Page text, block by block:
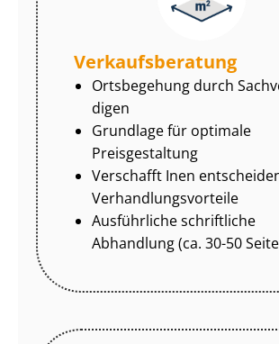
Ver­kaufs­be­ra­tung
Ortsbegehung durch
di­gen
Grundlage für optimale
Preisgestaltung
Verschafft Inen
Ver­hand­lungs­vor­tei­le
Ausführliche schriftliche
Abhandlung (ca. 30-50